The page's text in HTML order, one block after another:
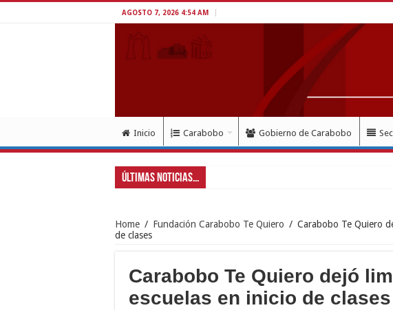
AGOSTO 7, 2026 4:54 AM
Inicio Carabobo Gobierno de Carabobo
Últimas Noticias...
Home / Fundación Carabobo Te Quiero / Carabobo Te Quiero
de clases
Carabobo Te Quiero dejó
escuelas en inicio de clases